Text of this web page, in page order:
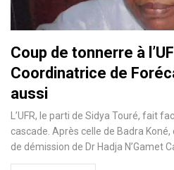
Coup de tonnerre à
Coordinatrice de
aussi
L’UFR, le parti de Sidya Touré, fait
cascade. Après celle de Badra
de démission de Dr Hadja N’Gamet